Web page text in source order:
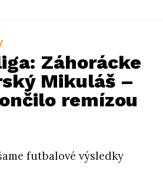
Záhorácke
Mikuláš –
remízou
futbalové výsledky